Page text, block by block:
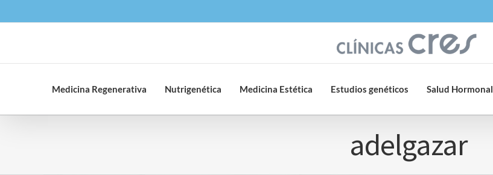
al
Medicina Regenerativa Nutrigenética Medicina Estética Estudios genéticos Salud Hormonal
adelgazar